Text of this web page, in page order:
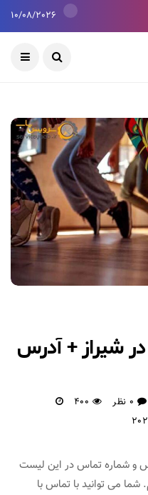
10/08/2026
شیراز + آدرس
0 نظر
400
و شماره تماس در این لیست
می توانید با تماس با